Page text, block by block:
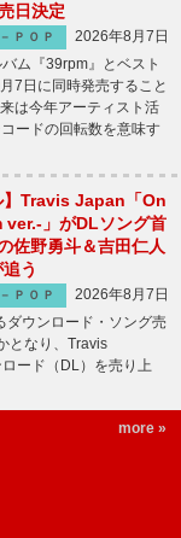
日決定
－ＰＯＰ
2026年8月7日
ム『39rpm』とベスト
7日に同時発売すること
は今年アーティスト活
ードの回転数を意味す
】Travis Japan「On
」がDLソング首
野勇斗＆吉田仁人
う
－ＰＯＰ
2026年8月7日
ウンロード・ソング売
となり、Travis
ード（DL）を売り上
more »